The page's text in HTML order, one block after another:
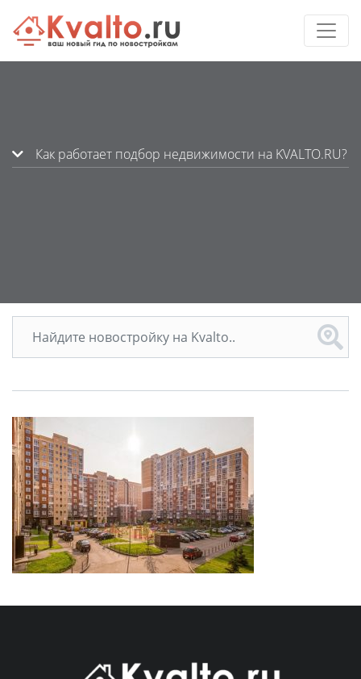
Как работает подбор недвижимости на KVALTO.RU?